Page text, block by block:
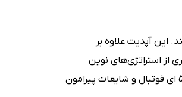
و هیجان‌انگیز است که قصد دارد تجربه ککاربری بازیکنان ای فوتبال را در سال ۲۰۲۶ متحول کند. این آپدیت علاوه بر
از استراتژی‌های نوین
خود را برای بهره مندی بیشتر از این آپدیت آماده کنید . در ادامه این مقاله به بررسی آپدیت 5.2.2 ای فوتبال و شایعات پیرامون